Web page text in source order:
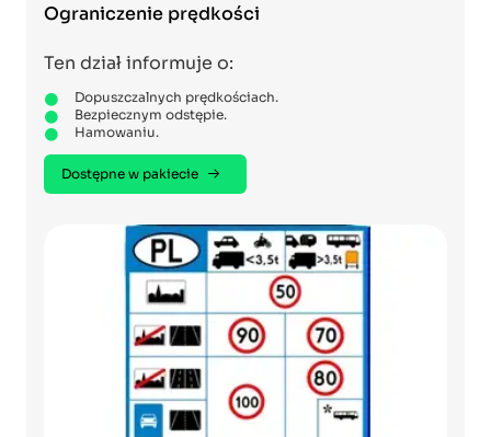
Ograniczenie prędkości
Ten dział informuje o:
Dopuszczalnych prędkościach.
Bezpiecznym odstępie.
Hamowaniu.
Dostępne w pakiecie